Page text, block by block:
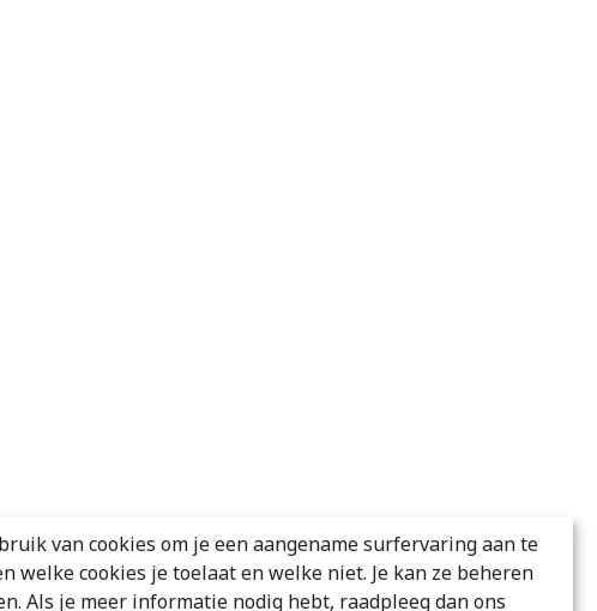
van cookies om je een aangename surfervaring aan te
welke cookies je toelaat en welke niet. Je kan ze beheren
Als je meer informatie nodig hebt, raadpleeg dan ons